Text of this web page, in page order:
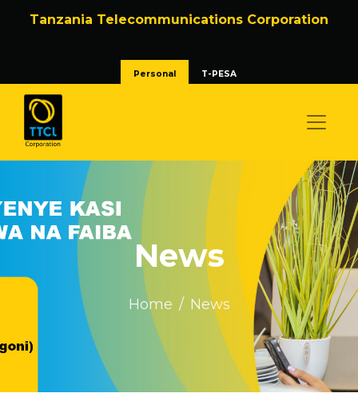
Tanzania Telecommunications Corporation
Personal T-PESA
News
Home News